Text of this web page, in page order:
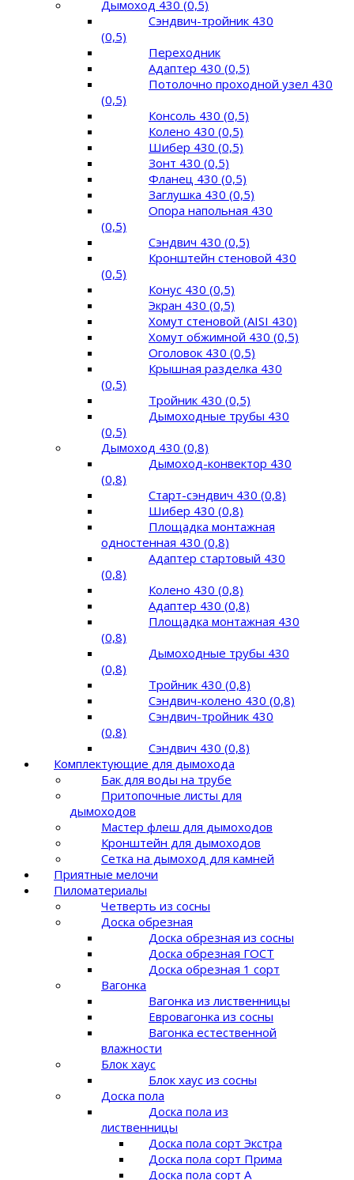
Дымоход 430 (0,5)
Сэндвич-тройник 430
(0,5)
Переходник
Адаптер 430 (0,5)
Потолочно проходной узел 430
(0,5)
Консоль 430 (0,5)
Колено 430 (0,5)
Шибер 430 (0,5)
Зонт 430 (0,5)
Фланец 430 (0,5)
Заглушка 430 (0,5)
Опора напольная 430
(0,5)
Сэндвич 430 (0,5)
Кронштейн стеновой 430
(0,5)
Конус 430 (0,5)
Экран 430 (0,5)
Хомут стеновой (AISI 430)
Хомут обжимной 430 (0,5)
Оголовок 430 (0,5)
Крышная разделка 430
(0,5)
Тройник 430 (0,5)
Дымоходные трубы 430
(0,5)
Дымоход 430 (0,8)
Дымоход-конвектор 430
(0,8)
Старт-сэндвич 430 (0,8)
Шибер 430 (0,8)
Площадка монтажная
одностенная 430 (0,8)
Адаптер стартовый 430
(0,8)
Колено 430 (0,8)
Адаптер 430 (0,8)
Площадка монтажная 430
(0,8)
Дымоходные трубы 430
(0,8)
Тройник 430 (0,8)
Сэндвич-колено 430 (0,8)
Сэндвич-тройник 430
(0,8)
Сэндвич 430 (0,8)
Комплектующие для дымохода
Бак для воды на трубе
Притопочные листы для
дымоходов
Мастер флеш для дымоходов
Кронштейн для дымоходов
Сетка на дымоход для камней
Приятные мелочи
Пиломатериалы
Четверть из сосны
Доска обрезная
Доска обрезная из сосны
Доска обрезная ГОСТ
Доска обрезная 1 сорт
Вагонка
Вагонка из лиственницы
Евровагонка из сосны
Вагонка естественной
влажности
Блок хаус
Блок хаус из сосны
Доска пола
Доска пола из
лиственницы
Доска пола сорт Экстра
Доска пола сорт Прима
Доска пола сорт A